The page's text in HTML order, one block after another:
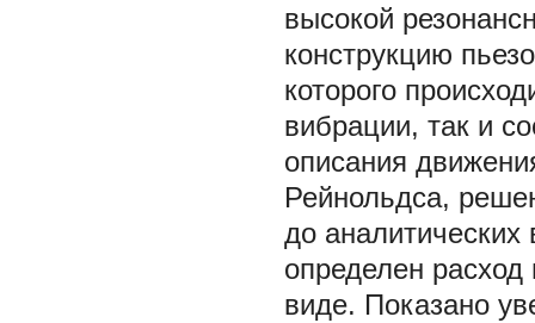
высокой
конструкцию
которого
вибрации, так и
описания
Рейнольдса,
до
определен
виде. Показано